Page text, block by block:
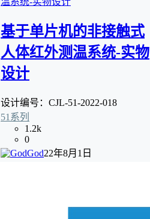
基于单片机的非接触式
人体红外测温系统-实物
设计
设计编号：CJL-51-2022-018
51系列
1.2k
0
God22年8月1日